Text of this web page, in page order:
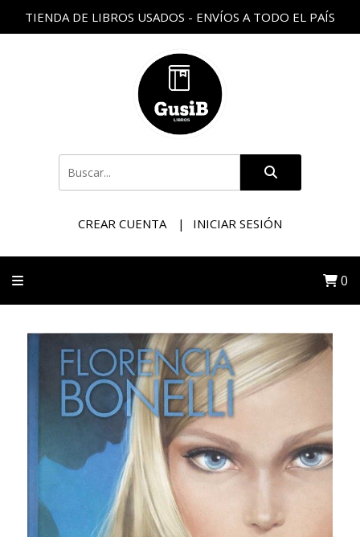
TIENDA DE LIBROS USADOS - ENVÍOS A TODO EL PAÍS
CREAR CUENTA INICIAR SESIÓN
0